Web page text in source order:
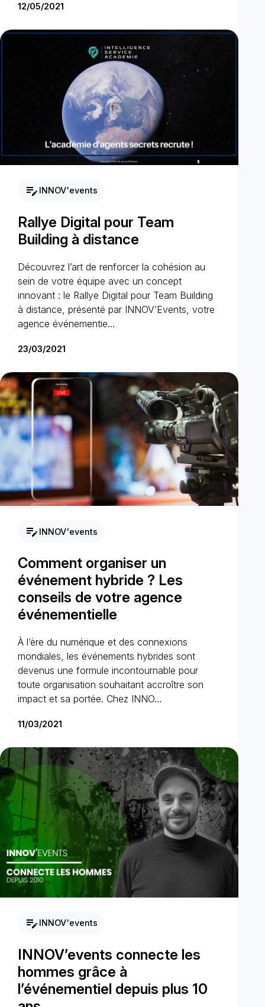
12/05/2021
edit_note INNOV'events
Rallye Digital pour Team
Building à distance
Découvrez l’art de renforcer la cohésion au
sein de votre équipe avec un concept
innovant : le Rallye Digital pour Team Building
à distance, présenté par INNOV’Events, votre
agence événementie…
23/03/2021
edit_note INNOV'events
Comment organiser un
événement hybride ? Les
conseils de votre agence
événementielle
À l’ère du numérique et des connexions
mondiales, les événements hybrides sont
devenus une formule incontournable pour
toute organisation souhaitant accroître son
impact et sa portée. Chez INNO…
11/03/2021
edit_note INNOV'events
INNOV’events connecte les
hommes grâce à
l’événementiel depuis plus 10